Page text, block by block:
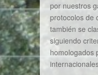
por nuestros
protocolos de
también se
siguiendo
homologados